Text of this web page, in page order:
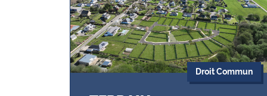
Droit Commun